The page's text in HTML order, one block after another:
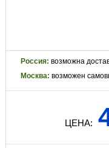
Россия: возможна
Москва: возможен
ЦЕНА: